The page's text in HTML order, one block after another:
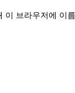
이 브라우저에 이